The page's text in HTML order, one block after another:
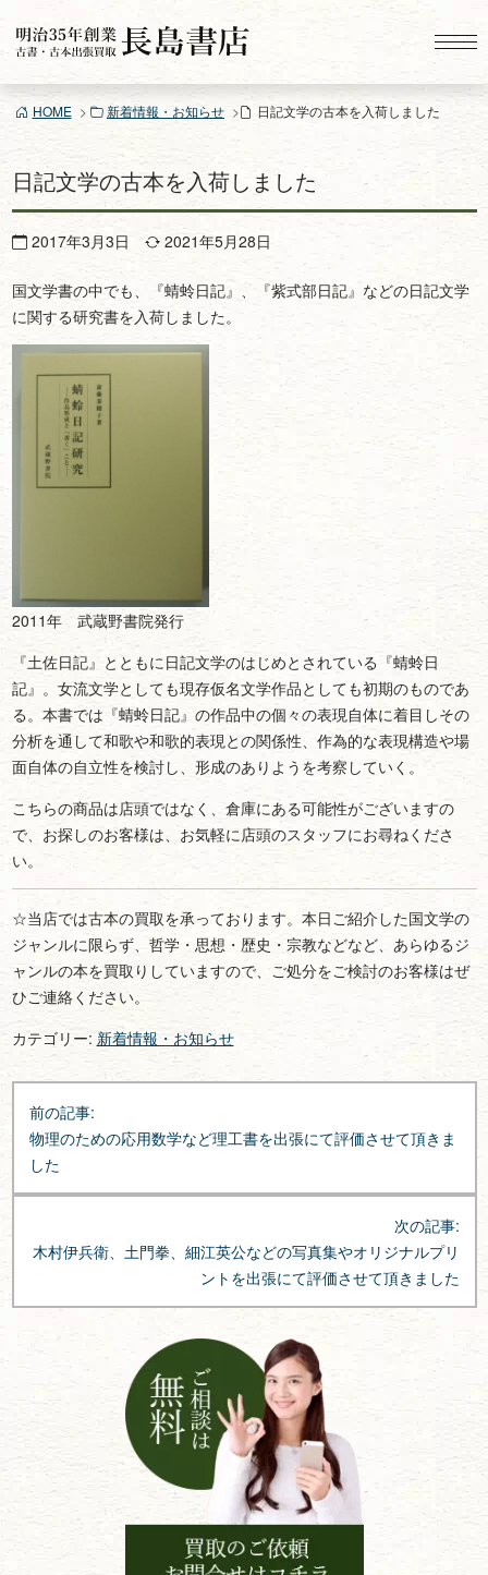
ン
ツ
ス
プ
HOME 新着情報・お知らせ 日記文学の古本を入荷しました
日記文学の古本を入荷しました
2017年3月3日 2021年5月28日
国文学書の中でも、『蜻蛉日記』、『紫式部日記』などの日記文学
に関する研究書を入荷しました。
2011年 武蔵野書院発行
『土佐日記』とともに日記文学のはじめとされている『蜻蛉日
記』。女流文学としても現存仮名文学作品としても初期のものであ
る。本書では『蜻蛉日記』の作品中の個々の表現自体に着目しその
分析を通して和歌や和歌的表現との関係性、作為的な表現構造や場
面自体の自立性を検討し、形成のありようを考察していく。
こちらの商品は店頭ではなく、倉庫にある可能性がございますの
で、お探しのお客様は、お気軽に店頭のスタッフにお尋ねくださ
い。
☆当店では古本の買取を承っております。本日ご紹介した国文学の
ジャンルに限らず、哲学・思想・歴史・宗教などなど、あらゆるジ
ャンルの本を買取りしていますので、ご処分をご検討のお客様はぜ
ひご連絡ください。
カテゴリー: 新着情報・お知らせ
投
稿
ナ
ビ
ー
ョ
前の記事:
物理のための応用数学など理工書を出張にて評価させて頂きま
した
次の記事:
木村伊兵衛、土門拳、細江英公などの写真集やオリジナルプリ
ントを出張にて評価させて頂きました